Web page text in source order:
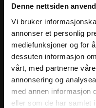
Denne nettsiden
Vi bruker
annonser et personlig
mediefunksjoner og for
dessuten informasjon
vårt, med partnerne
annonsering og
med annen informasjon
eller som de har samlet
Få informasjon
arrangementer
Meld på